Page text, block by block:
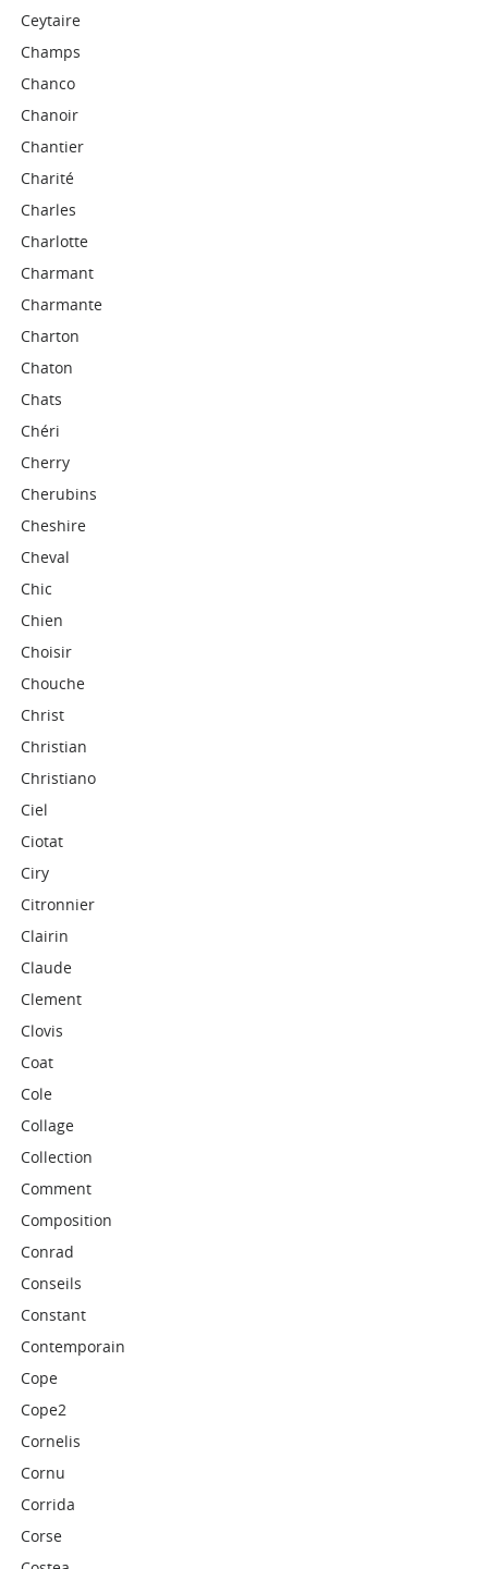
Ceytaire
Champs
Chanco
Chanoir
Chantier
Charité
Charles
Charlotte
Charmant
Charmante
Charton
Chaton
Chats
Chéri
Cherry
Cherubins
Cheshire
Cheval
Chic
Chien
Choisir
Chouche
Christ
Christian
Christiano
Ciel
Ciotat
Ciry
Citronnier
Clairin
Claude
Clement
Clovis
Coat
Cole
Collage
Collection
Comment
Composition
Conrad
Conseils
Constant
Contemporain
Cope
Cope2
Cornelis
Cornu
Corrida
Corse